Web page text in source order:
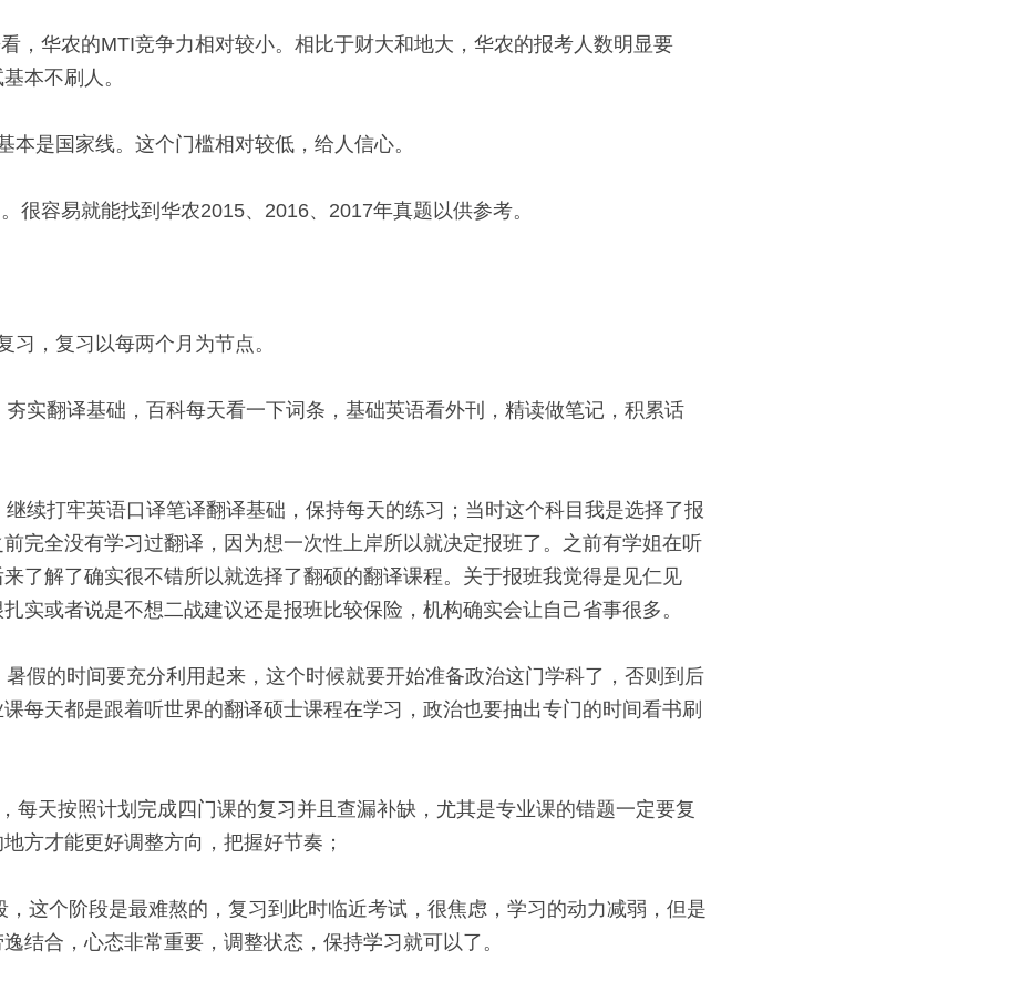
，华农的MTI竞争力相对较小。相比于财大和地大，华农的报考人数明显要
本不刷人。
本是国家线。这个门槛相对较低，给人信心。
很容易就能找到华农2015、2016、2017年真题以供参考。
习，复习以每两个月为节点。
实翻译基础，百科每天看一下词条，基础英语看外刊，精读做笔记，积累话
续打牢英语口译笔译翻译基础，保持每天的练习；当时这个科目我是选择了报
完全没有学习过翻译，因为想一次性上岸所以就决定报班了。之前有学姐在听
了解了确实很不错所以就选择了翻硕的翻译课程。关于报班我觉得是见仁见
实或者说是不想二战建议还是报班比较保险，机构确实会让自己省事很多。
假的时间要充分利用起来，这个时候就要开始准备政治这门学科了，否则到后
每天都是跟着听世界的翻译硕士课程在学习，政治也要抽出专门的时间看书刷
每天按照计划完成四门课的复习并且查漏补缺，尤其是专业课的错题一定要复
方才能更好调整方向，把握好节奏；
，这个阶段是最难熬的，复习到此时临近考试，很焦虑，学习的动力减弱，但是
结合，心态非常重要，调整状态，保持学习就可以了。